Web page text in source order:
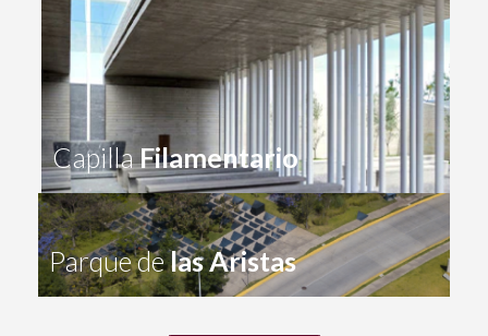
CapillaFilamentario
Parque delas Aristas